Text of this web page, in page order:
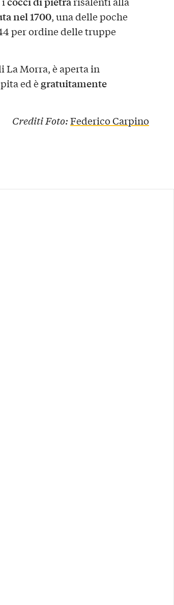
nel 1700, una delle poche
per ordine delle truppe
La Morra, è aperta in
ed ègratuitamente
Crediti Foto:Federico Carpino